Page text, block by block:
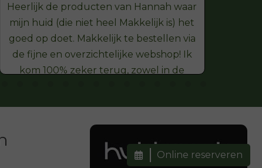
Heerlijk de producten van Hannah waar
mijn huid (die niet heel Makkelijk is) het
goed op doet. Makkelijk te bestellen via
de fijne en overzichtelijke webshop! Ik
kom 100% zeker terug, zowel in de
Online reserveren